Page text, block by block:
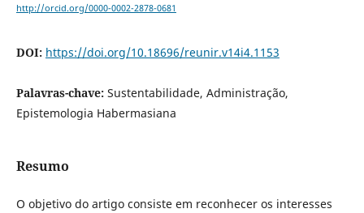
http://orcid.org/0000-0002-2878-0681
DOI: https://doi.org/10.18696/reunir.v14i4.1153
Palavras-chave: Sustentabilidade, Administração,
Epistemologia Habermasiana
Resumo
O objetivo do artigo consiste em reconhecer os interesses